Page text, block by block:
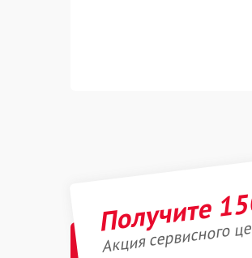
Получите
Акция сервисного